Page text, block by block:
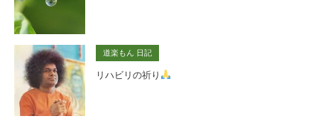
道楽もん 日記
リハビリの祈り